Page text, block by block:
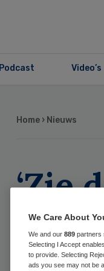
Podcast Video’s
Home › Nieuws
‘Zie
als
We Care About
We and our 889 partners
Selecting I Accept
to provide. Selecting
ads you see may not be